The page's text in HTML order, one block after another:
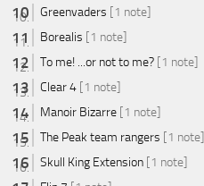
Greenvaders [1 note]
Borealis [1 note]
To me! ...or not to me? [1 note]
Clear 4 [1 note]
Manoir Bizarre [1 note]
The Peak team rangers [1 note]
Skull King Extension [1 note]